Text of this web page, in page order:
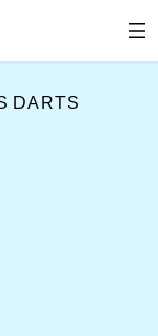
DARTS